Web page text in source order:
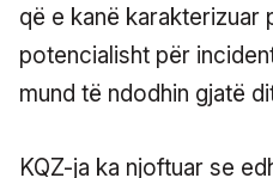
që e kanë karakterizuar
potencialisht për
mund të ndodhin gjatë
KQZ-ja ka njoftuar se